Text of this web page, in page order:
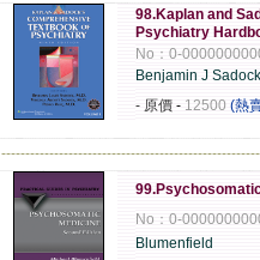
98.Kaplan and
Psychiatry
No：0-
Benjamin J
- 原價 - 12500 (熱
No：0-
Blumenfield